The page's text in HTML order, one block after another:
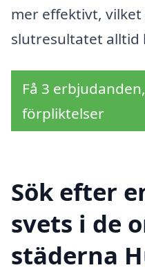
mer effektivt,
slutresultatet alltid
Få 3
förpliktelser
Sök efter
svets i de
städerna